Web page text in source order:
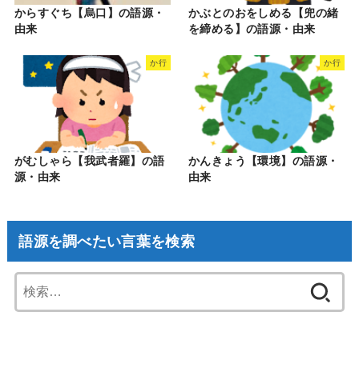
からすぐち【烏口】の語源・
由来
かぶとのおをしめる【兜の緒
を締める】の語源・由来
か行
がむしゃら【我武者羅】の語
源・由来
か行
かんきょう【環境】の語源・
由来
語源を調べたい言葉を検索
索: